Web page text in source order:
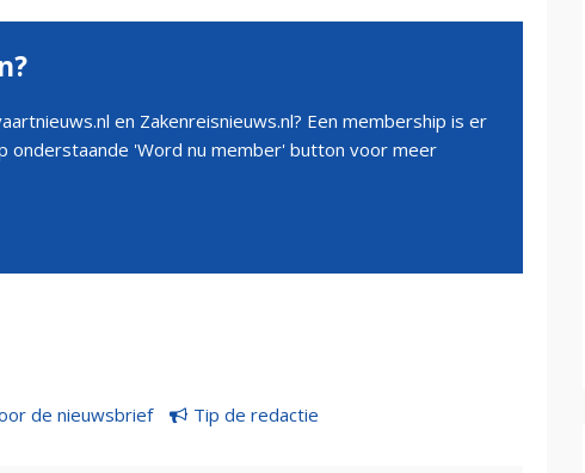
en Zakenreisnieuws.nl? Een membership is er
onderstaande 'Word nu member' button voor meer
de nieuwsbrief Tip de redactie